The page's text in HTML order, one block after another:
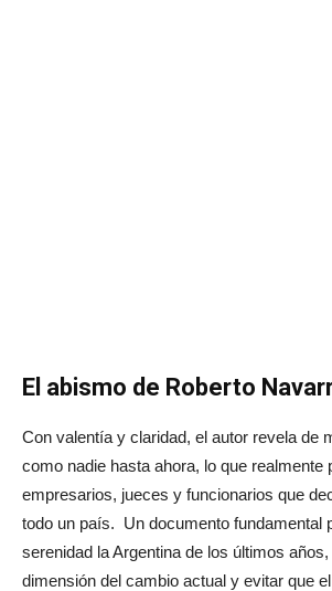
El abismo de Roberto
Con valentía y claridad, el autor revela de
como nadie hasta ahora, lo que realmente
empresarios, jueces y funcionarios que
todo un país. Un documento fundamental
serenidad la Argentina de los últimos
dimensión del cambio actual y evitar que